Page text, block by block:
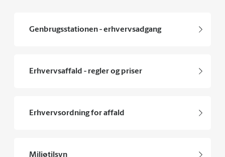
Genbrugsstationen - erhvervsadgang
Erhvervsaffald - regler og priser
Erhvervsordning for affald
Miljøtilsyn